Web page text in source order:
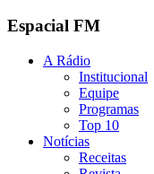
Espacial FM
A Rádio
Institucional
Equipe
Programas
Top 10
Notícias
Receitas